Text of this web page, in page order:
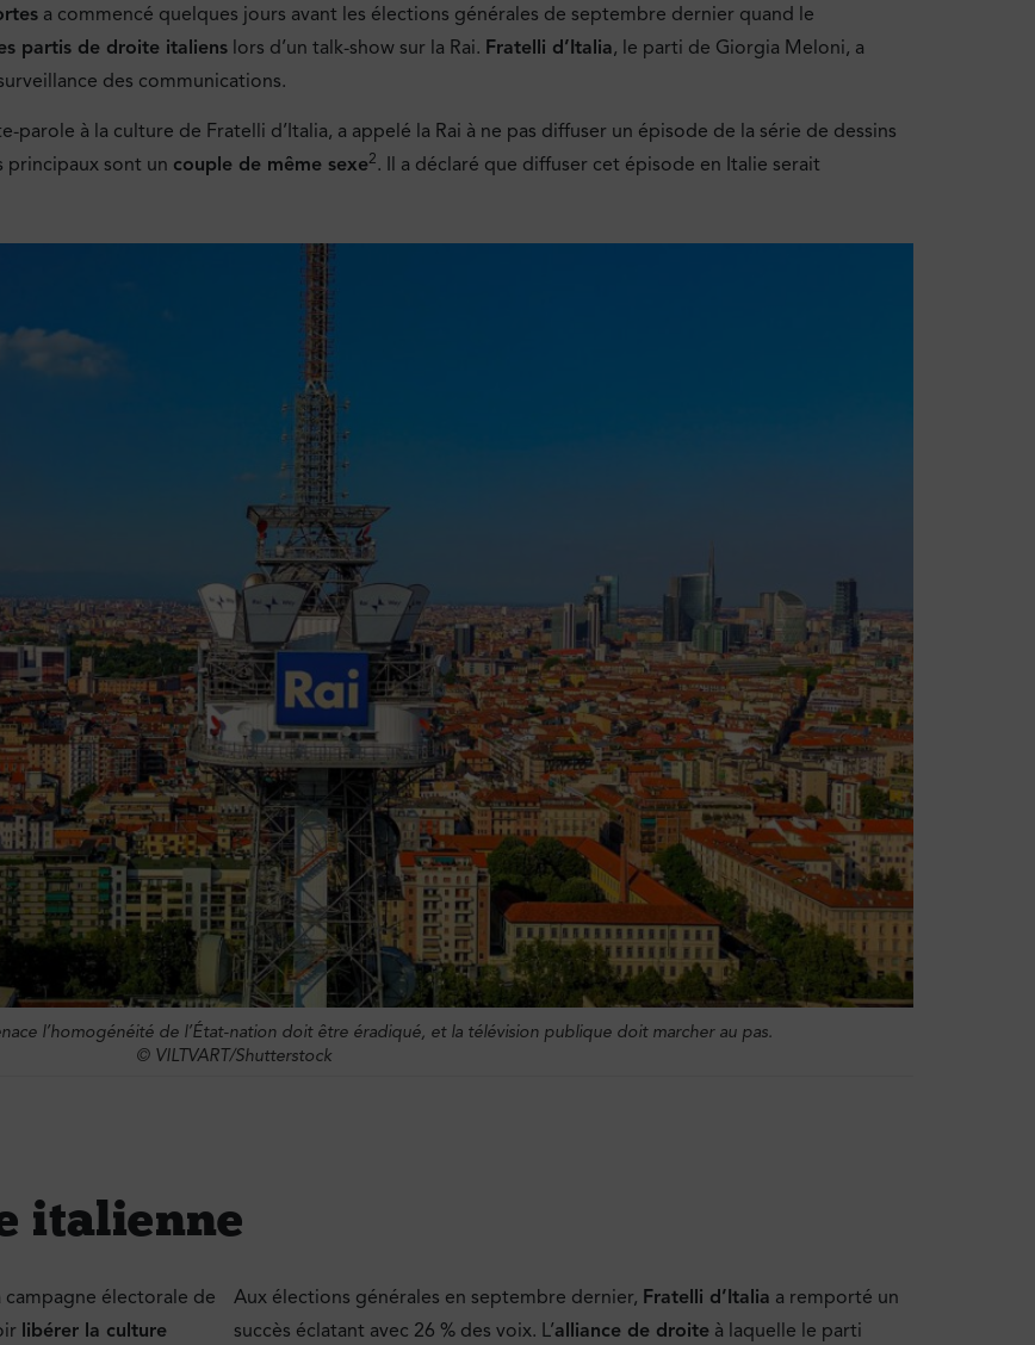
a commencé quelques jours avant les élections générales de septembre dernier quand le
partis de droite italiens lors d’un talk-show sur la Rai. Fratelli d’Italia, le parti de Giorgia Meloni, a
des communications.
parole à la culture de Fratelli d’Italia, a appelé la Rai à ne pas diffuser un épisode de la série de dessins
principaux sont un couple de même sexe2. Il a déclaré que diffuser cet épisode en Italie serait
l’homogénéité de l’État-nation doit être éradiqué, et la télévision publique doit marcher au pas.
© VILTVART/Shutterstock
italienne
électorale de
libérer la culture
Aux élections générales en septembre dernier, Fratelli d’Italia a remporté un
succès éclatant avec 26 % des voix. L’alliance de droite à laquelle le parti